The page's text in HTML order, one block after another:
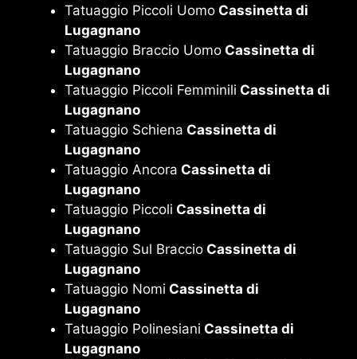
Tatuaggio Piccoli Uomo Cassinetta di
Lugagnano
Tatuaggio Braccio Uomo Cassinetta di
Lugagnano
Tatuaggio Piccoli Femminili Cassinetta di
Lugagnano
Tatuaggio Schiena Cassinetta di
Lugagnano
Tatuaggio Ancora Cassinetta di
Lugagnano
Tatuaggio Piccoli Cassinetta di
Lugagnano
Tatuaggio Sul Braccio Cassinetta di
Lugagnano
Tatuaggio Nomi Cassinetta di
Lugagnano
Tatuaggio Polinesiani Cassinetta di
Lugagnano